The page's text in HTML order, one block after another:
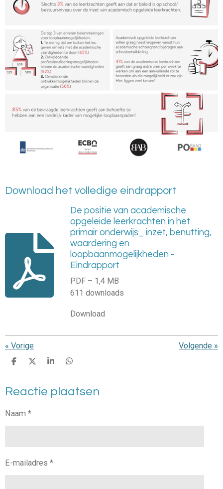
Download het volledige eindrapport
De positie van academische
opgeleide leerkrachten in het
primair onderwijs_ inzet, benutting,
waardering en
loopbaanmogelijkheden -
Eindrapport
PDF – 1,4 MB
611 downloads
Download
« Vorige Volgende »
D
e
D
l
S
r
e
D
e
Reactie plaatsen
Naam *
E-mailadres *